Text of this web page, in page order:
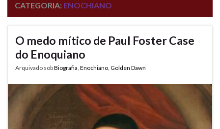
CATEGORIA: ENOCHIANO
O medo mítico de Paul Foster Case
do Enoquiano
Arquivado sobBiografia, Enochiano, Golden Dawn